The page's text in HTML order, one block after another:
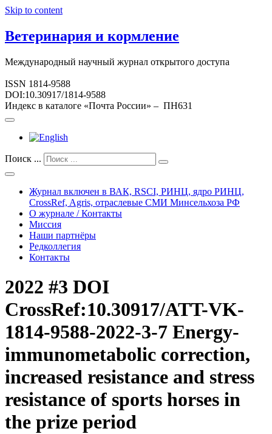
Skip to content
Ветеринария и кормление
Международный научный журнал открытого доступа
ISSN 1814-9588
DOI:10.30917/1814-9588
Индекс в каталоге «Почта России» – ПН631
Поиск ...
Журнал включен в ВАК, RSCI, РИНЦ, ядро РИНЦ,
CrossRef, Agris, отраслевые СМИ Минсельхоза РФ
О журнале / Контакты
Миссия
Наши партнёры
Редколлегия
Контакты
2022 #3 DOI
CrossRef:10.30917/ATT-VK-
1814-9588-2022-3-7 Energy-
immunometabolic correction,
increased resistance and stress
resistance of sports horses in
the prize period